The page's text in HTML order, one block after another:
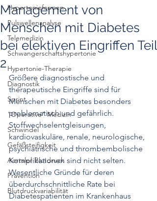
Hypertonieformen
Pulswellenanalyse
Telemedizin
Schwangerschaftshypertonie
Hypertonie-Therapie
Diagnostik
Sprint
"Operative" Medizin
Schwindel
Gefäßsteifigkeit
Aortaler Blutdruck
Prävention
Blutdruckvariabilität
Management von
Menschen mit Diabetes
bei elektiven Eingriffen Teil
2
Größere diagnostische und
therapeutische Eingriffe sind für
Menschen mit Diabetes besonders
problematisch und gefährlich.
Stoffwechselentgleisungen,
kardiovaskuläre, renale, neurologische,
psychiatrische und thrombembolische
Komplikationen sind nicht selten.
Wesentliche Gründe für deren
überdurchschnittliche Rate bei
Diabetespatienten im Krankenhaus